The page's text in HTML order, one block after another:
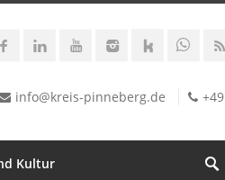
info@kreis-pinneberg.de
+49
Kultur